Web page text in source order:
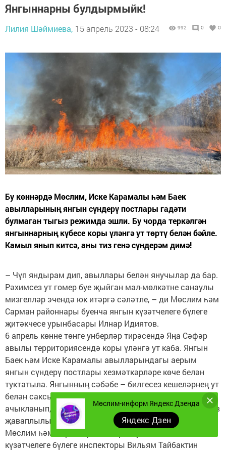
Янгыннарны булдырмыйк!
Лилия Шәймиева, 15 апрель 2023 - 08:24 992 0 0
Бу көннәрдә Мөслим, Иске Карамалы һәм Баек
авылларының янгын сүндерү постлары гадәти
булмаган тыгыз режимда эшли. Бу чорда теркәлгән
янгыннарның күбесе коры үләнгә ут төртү белән бәйле.
Камыл янып китсә, аны тиз генә сүндерәм димә!
– Чүп яндырам дип, авыллары белән янучылар да бар.
Рәхимсез ут гомер буе җыйган мал-мөлкәтне санаулы
мизгелләр эчендә юк итәргә сәләтле, – ди Мөслим һәм
Сарман районнары буенча янгын күзәтчелеге бүлеге
җитәкчесе урынбасары Илнар Идиятов.
6 апрель көнне төнге унберләр тирәсендә Яңа Сәфәр
авылы территориясендә коры үләнгә ут каба. Янгын
Баек һәм Иске Карамалы авылларындагы аерым
янгын сүндерү постлары хезмәткәрләре көче белән
туктатыла. Янгынның сәбәбе – билгесез кешеләрнең ут
белән саксыз эш итүе. Җир участогының хуҗасы
ачыкланып, янгынга сәбәп булган кеше административ
җаваплылыкка тартылачак.
Мөслим һәм Сарман районнары буенча янгын
күзәтчелеге бүлеге инспекторы Вильям Тайбактин
Мөслим-информ Яндекс Дзенда
Яндекс Дзен